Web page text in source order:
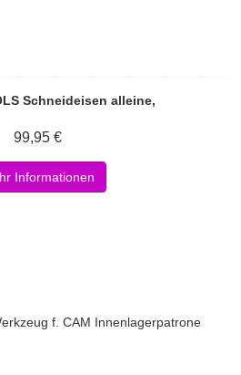
Schneideisen alleine,
99,95 €
Informationen